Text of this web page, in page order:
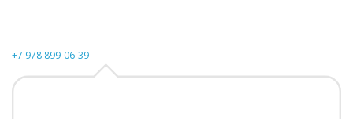
+7 978 899-06-39